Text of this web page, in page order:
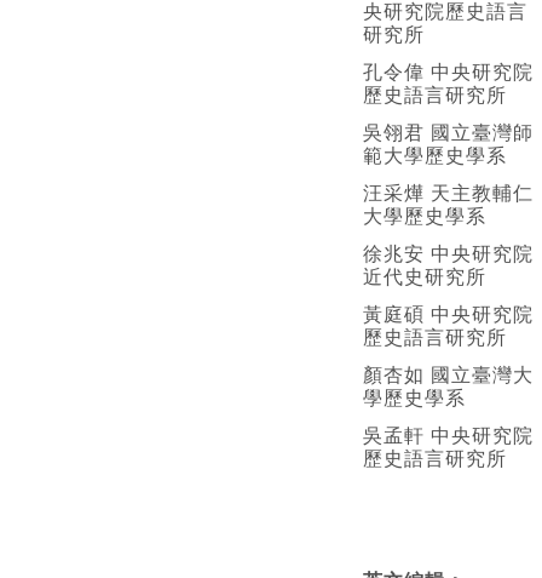
央研究院歷史語言
研究所
孔令偉 中央研究院
歷史語言研究所
吳翎君 國立臺灣師
範大學歷史學系
汪采燁 天主教輔仁
大學歷史學系
徐兆安 中央研究院
近代史研究所
黃庭碩 中央研究院
歷史語言研究所
顏杏如 國立臺灣大
學歷史學系
吳孟軒 中央研究院
歷史語言研究所